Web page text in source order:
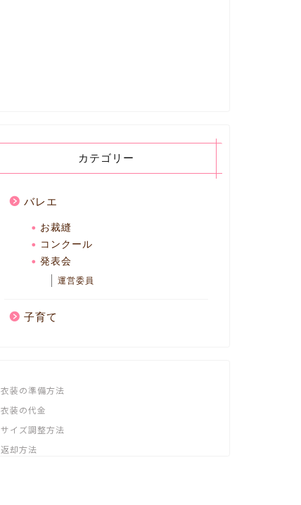
カテゴリー
バレエ
お裁縫
コンクール
発表会
運営委員
子育て
衣装の準備方法
衣装の代金
サイズ調整方法
返却方法